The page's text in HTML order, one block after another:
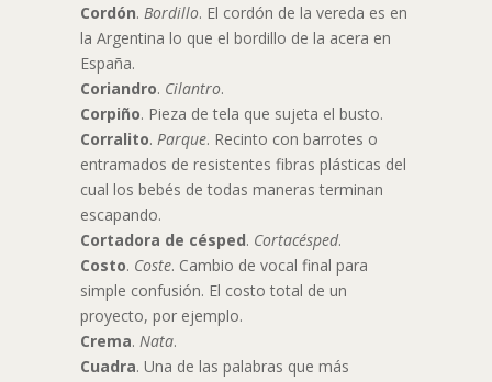
Cordón. Bordillo. El cordón de la vereda es en
la Argentina lo que el bordillo de la acera en
España.
Coriandro. Cilantro.
Corpiño. Pieza de tela que sujeta el busto.
Corralito. Parque. Recinto con barrotes o
entramados de resistentes fibras plásticas del
cual los bebés de todas maneras terminan
escapando.
Cortadora de césped. Cortacésped.
Costo. Coste. Cambio de vocal final para
simple confusión. El costo total de un
proyecto, por ejemplo.
Crema. Nata.
Cuadra. Una de las palabras que más